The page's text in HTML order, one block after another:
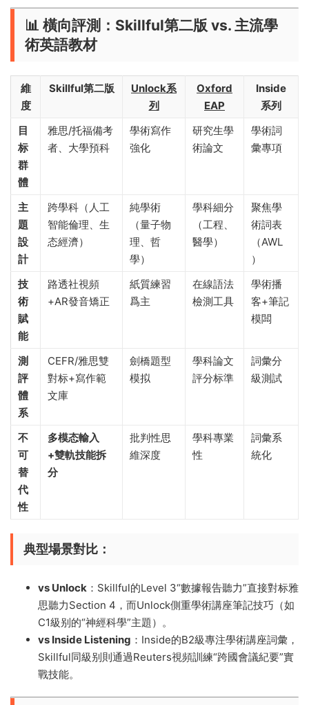
​📊 橫向評測：Skillful第二版 vs. 主流學
術英語教材​
​維
度​
​Skillful第二版​
​Unlock系
列​
Oxford
EAP​
​Inside
系列​
​目
标
群
體​
雅思/托福備考
者、大學預科
學術寫作
強化
研究生學
術論文
學術詞
彙專項
​主
題
設
計​
跨學科（人工
智能倫理、生
态經濟）
純學術
（量子物
理、哲
學）
學科細分
（工程、
醫學）
聚焦學
術詞表
（AWL
）
​技
術
賦
能​
路透社視頻
+AR發音矯正
紙質練習
爲主
在線語法
檢測工具
學術播
客+筆記
模闆
​測
評
體
系​
CEFR/雅思雙
對标+寫作範
文庫
劍橋題型
模拟
學科論文
評分标準
詞彙分
級測試
​不
可
替
代
性​
​多模态輸入
+雙軌技能拆
分​
批判性思
維深度
學科專業
性
詞彙系
統化
​典型場景對比​ ​：
​vs Unlock​ ​：Skillful的Level 3“數據報告聽力”直接對标雅
思聽力Section 4，而Unlock側重學術講座筆記技巧（如
C1級别的“神經科學”主題）。
​vs Inside Listening​ ​：Inside的B2級專注學術講座詞彙，
Skillful同級别則通過Reuters視頻訓練“跨國會議紀要”實
戰技能。